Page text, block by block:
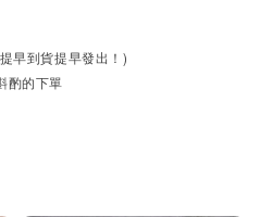
早到貨提早發出！)
酌的下單